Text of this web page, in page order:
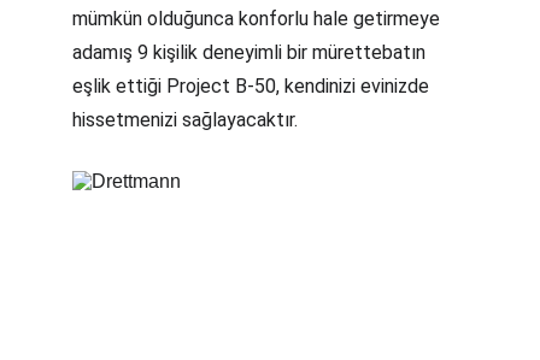
mümkün olduğunca konforlu hale getirmeye
adamış 9 kişilik deneyimli bir mürettebatın
eşlik ettiği Project B-50, kendinizi evinizde
hissetmenizi sağlayacaktır.